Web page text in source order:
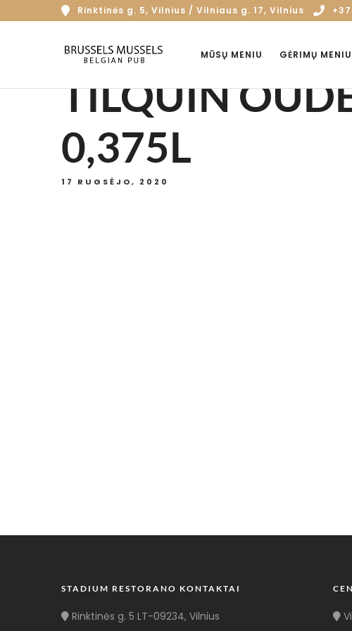
Rinktinės g. 5, Vilnius / Vilniaus g. 17, Vilnius
MŪSŲ MENIU GĖRIMŲ MENIU
TILQUIN
0,375L
17 RUGSĖJO, 2020
STADIUM RESTORANO KONTAKTAI
Rinktinės g. 5 LT-09234, Vilnius